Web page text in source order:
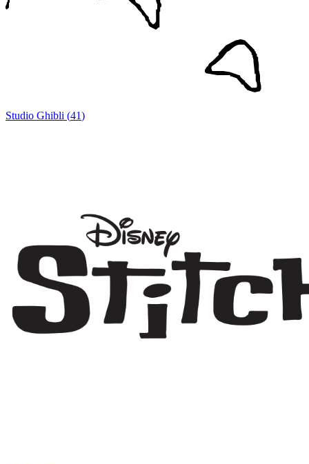
Studio Ghibli (41)